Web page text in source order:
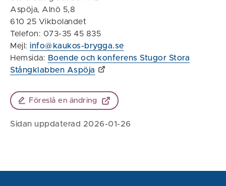
Aspöja, Alnö 5,8
610 25 Vikbolandet
Telefon: 073-35 45 835
Mejl: info@kaukos-brygga.se
Hemsida: Boende och konferens Stugor Stora
Stångklabben Aspöja
Föreslå en ändring
Sidan uppdaterad 2026-01-26